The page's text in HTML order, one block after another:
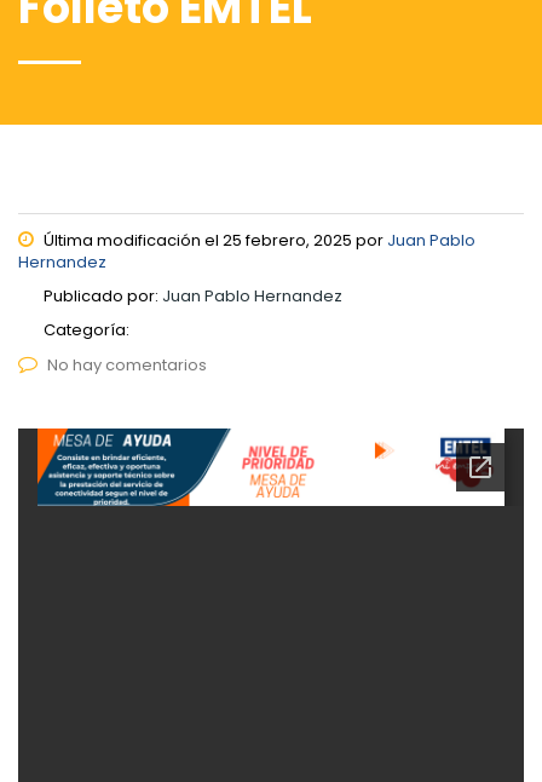
Última modificación el 25 febrero, 2025 por Juan Pablo
Hernandez
Publicado por: Juan Pablo Hernandez
Categoría:
No hay comentarios